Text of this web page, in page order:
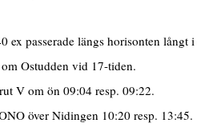
ex passerade längs horisonten
Ostudden vid 17-tiden.
V om ön 09:04 resp. 09:22.
över Nidingen 10:20 resp. 13:45.